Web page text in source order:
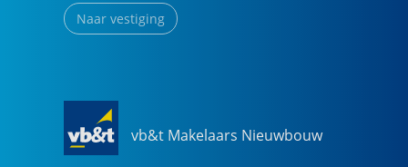
Naar vestiging
vb&t Makelaars Nieuwbouw